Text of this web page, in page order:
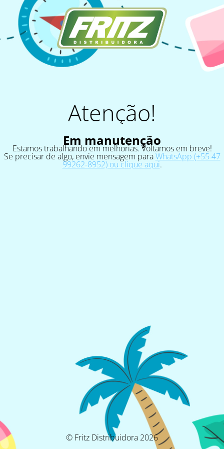
Atenção!
Em manutenção
Estamos trabalhando em melhorias. Voltamos em breve!
Se precisar de algo, envie mensagem paraWhatsApp (+55 47
99262-8952) ou clique aqui.
© Fritz Distribuidora 2026